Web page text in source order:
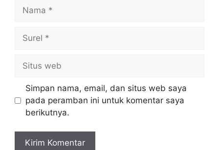
Nama
Surel
Situs
web
Simpan nama, email, dan situs web saya
pada peramban ini untuk komentar saya
berikutnya.